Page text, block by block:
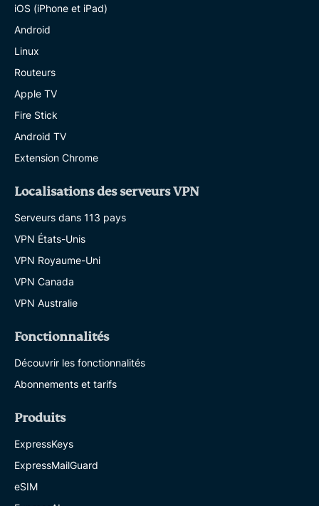
iOS (iPhone et iPad)
Android
Linux
Routeurs
Apple TV
Fire Stick
Android TV
Extension Chrome
Localisations des serveurs VPN
Serveurs dans 113 pays
VPN États-Unis
VPN Royaume-Uni
VPN Canada
VPN Australie
Fonctionnalités
Découvrir les fonctionnalités
Abonnements et tarifs
Produits
ExpressKeys
ExpressMailGuard
eSIM